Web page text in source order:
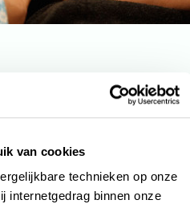
van cookies
technieken op onze
internetgedrag binnen onze